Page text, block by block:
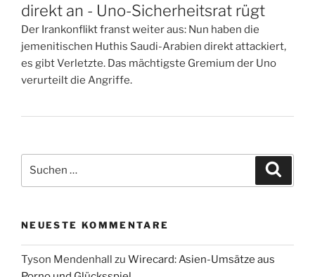
direkt an - Uno-Sicherheitsrat rügt
Der Irankonflikt franst weiter aus: Nun haben die
jemenitischen Huthis Saudi-Arabien direkt attackiert,
es gibt Verletzte. Das mächtigste Gremium der Uno
verurteilt die Angriffe.
nach:
NEUESTE KOMMENTARE
Tyson Mendenhall zu Wirecard: Asien-Umsätze aus